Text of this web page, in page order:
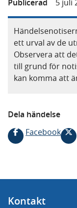
Publicerad
5 juli
ett urval av de
Observera att
till grund för
kan komma att
Dela händelse
Facebook
Kontakt